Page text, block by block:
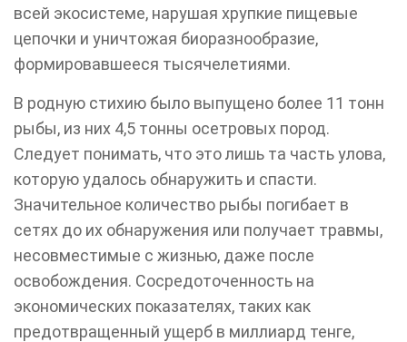
всей экосистеме, нарушая хрупкие пищевые
цепочки и уничтожая биоразнообразие,
формировавшееся тысячелетиями.
В родную стихию было выпущено более 11 тонн
рыбы, из них 4,5 тонны осетровых пород.
Следует понимать, что это лишь та часть улова,
которую удалось обнаружить и спасти.
Значительное количество рыбы погибает в
сетях до их обнаружения или получает травмы,
несовместимые с жизнью, даже после
освобождения. Сосредоточенность на
экономических показателях, таких как
предотвращенный ущерб в миллиард тенге,